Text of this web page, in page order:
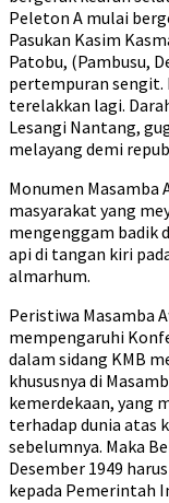
Peleton A mulai
Pasukan Kasim
Patobu, (Pambusu,
pertempuran
terelakkan lagi.
Lesangi Nantang,
melayang demi
Monumen Masamba
masyarakat yang
mengenggam badik
api di tangan kiri
almarhum.
Peristiwa Masamba
mempengaruhi
dalam sidang KMB
khususnya di
kemerdekaan, yang
terhadap dunia atas
sebelumnya. Maka
Desember 1949
kepada Pemerintah